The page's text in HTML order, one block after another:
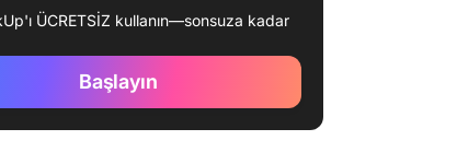
ÜCRETSİZ kullanın—sonsuza kadar
Başlayın